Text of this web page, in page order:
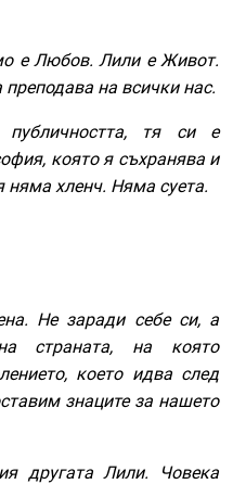
е Любов. Лили е Живот.
на всички нас.
тя си е
която я съхранява и
хленч. Няма суета.
Не заради себе си, а
страната, на която
което идва след
знаците за нашето
другата Лили. Човека